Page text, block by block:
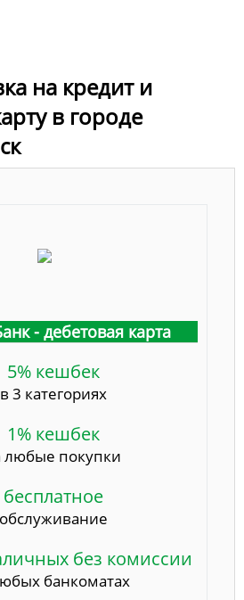
на кредит и
в городе
- дебетовая карта
5% кешбек
в 3 категориях
1% кешбек
любые покупки
бесплатное
обслуживание
без комиссии
банкоматах